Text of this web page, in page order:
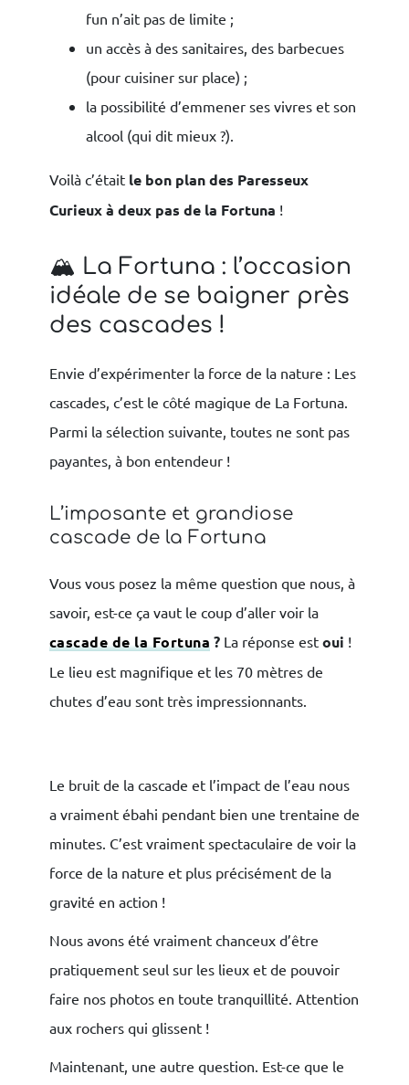
fun n’ait pas de limite ;
un accès à des sanitaires, des barbecues
(pour cuisiner sur place) ;
la possibilité d’emmener ses vivres et son
alcool (qui dit mieux ?).
Voilà c’était le bon plan des Paresseux
Curieux à deux pas de la Fortuna !
🏔 La Fortuna : l’occasion
idéale de se baigner près
des cascades !
Envie d’expérimenter la force de la nature : Les
cascades, c’est le côté magique de La Fortuna.
Parmi la sélection suivante, toutes ne sont pas
payantes, à bon entendeur !
L’imposante et grandiose
cascade de la Fortuna
Vous vous posez la même question que nous, à
savoir, est-ce ça vaut le coup d’aller voir la
cascade de la Fortuna? La réponse estoui !
Le lieu est magnifique et les 70 mètres de
chutes d’eau sont très impressionnants.
Le bruit de la cascade et l’impact de l’eau nous
a vraiment ébahi pendant bien une trentaine de
minutes. C’est vraiment spectaculaire de voir la
force de la nature et plus précisément de la
gravité en action !
Nous avons été vraiment chanceux d’être
pratiquement seul sur les lieux et de pouvoir
faire nos photos en toute tranquillité. Attention
aux rochers qui glissent !
Maintenant, une autre question. Est-ce que le